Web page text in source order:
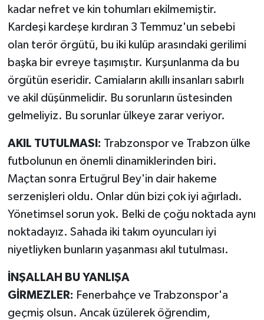
kadar nefret ve kin tohumları ekilmemiştir.
Kardeşi kardeşe kırdıran 3 Temmuz'un sebebi
olan terör örgütü, bu iki kulüp arasındaki gerilimi
başka bir evreye taşımıştır. Kurşunlanma da bu
örgütün eseridir. Camiaların akıllı insanları sabırlı
ve akil düşünmelidir. Bu sorunların üstesinden
gelmeliyiz. Bu sorunlar ülkeye zarar veriyor.
AKIL TUTULMASI: Trabzonspor ve Trabzon ülke
futbolunun en önemli dinamiklerinden biri.
Maçtan sonra Ertuğrul Bey'in dair hakeme
serzenişleri oldu. Onlar dün bizi çok iyi ağırladı.
Yönetimsel sorun yok. Belki de çoğu noktada aynı
noktadayız. Sahada iki takım oyuncuları iyi
niyetliyken bunların yaşanması akıl tutulması.
İNŞALLAH BU YANLIŞA
GİRMEZLER: Fenerbahçe ve Trabzonspor'a
geçmiş olsun. Ancak üzülerek öğrendim,